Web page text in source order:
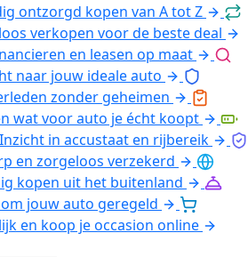
ontzorgd kopen van A tot Z
verkopen voor de beste deal
en leasen op maat
naar jouw ideale auto
zonder geheimen
wat voor auto je écht koopt
Inzicht in accustaat en rijbereik
en zorgeloos verzekerd
kopen uit het buitenland
jouw auto geregeld
en koop je occasion online